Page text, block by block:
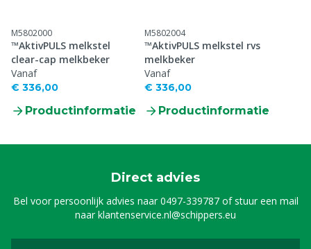
M5802000
™AktivPULS melkstel
clear-cap melkbeker
Vanaf
€ 336,00
Productinformatie
M5802004
™AktivPULS melkstel rvs
melkbeker
Vanaf
€ 336,00
Productinformatie
Direct advies
Bel voor persoonlijk advies naar0497-339787of stuur een mail
naarklantenservice.nl@schippers.eu